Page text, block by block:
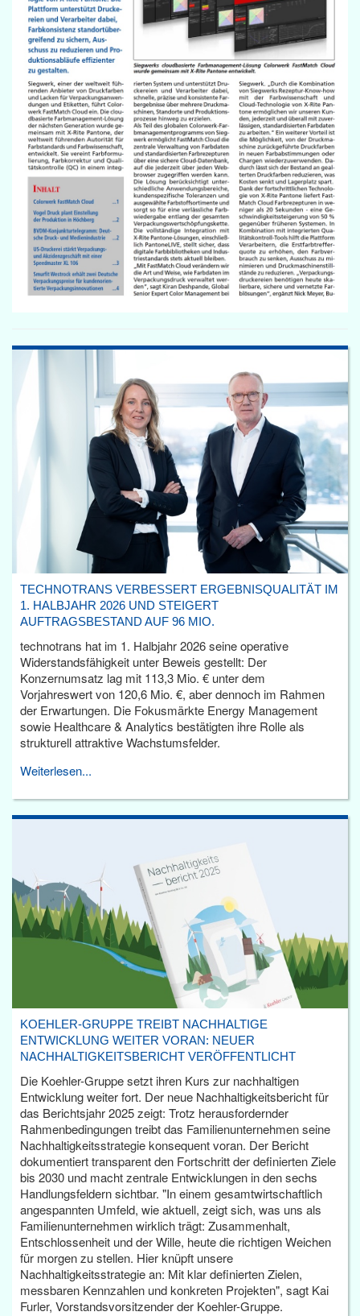
TECHNOTRANS VERBESSERT ERGEBNISQUALITÄT IM
1. HALBJAHR 2026 UND STEIGERT
AUFTRAGSBESTAND AUF 96 MIO.
technotrans hat im 1. Halbjahr 2026 seine operative
Widerstandsfähigkeit unter Beweis gestellt: Der
Konzernumsatz lag mit 113,3 Mio. € unter dem
Vorjahreswert von 120,6 Mio. €, aber dennoch im Rahmen
der Erwartungen. Die Fokusmärkte Energy Management
sowie Healthcare & Analytics bestätigten ihre Rolle als
strukturell attraktive Wachstumsfelder.
Weiterlesen...
KOEHLER-GRUPPE TREIBT NACHHALTIGE
ENTWICKLUNG WEITER VORAN: NEUER
NACHHALTIGKEITSBERICHT VERÖFFENTLICHT
Die Koehler-Gruppe setzt ihren Kurs zur nachhaltigen
Entwicklung weiter fort. Der neue Nachhaltigkeitsbericht für
das Berichtsjahr 2025 zeigt: Trotz herausfordernder
Rahmenbedingungen treibt das Familienunternehmen seine
Nachhaltigkeitsstrategie konsequent voran. Der Bericht
dokumentiert transparent den Fortschritt der definierten Ziele
bis 2030 und macht zentrale Entwicklungen in den sechs
Handlungsfeldern sichtbar. "In einem gesamtwirtschaftlich
angespannten Umfeld, wie aktuell, zeigt sich, was uns als
Familienunternehmen wirklich trägt: Zusammenhalt,
Entschlossenheit und der Wille, heute die richtigen Weichen
für morgen zu stellen. Hier knüpft unsere
Nachhaltigkeitsstrategie an: Mit klar definierten Zielen,
messbaren Kennzahlen und konkreten Projekten", sagt Kai
Furler, Vorstandsvorsitzender der Koehler-Gruppe.